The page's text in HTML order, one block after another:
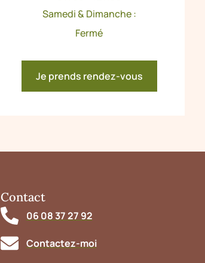
Samedi & Dimanche :
Fermé
Je prends rendez-vous
Contact
06 08 37 27 92
Contactez-moi